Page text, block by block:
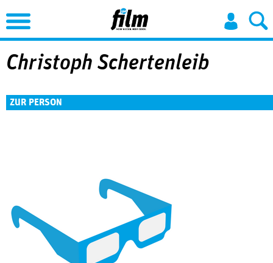
Jump to Navigation
Christoph Schertenleib
ZUR PERSON